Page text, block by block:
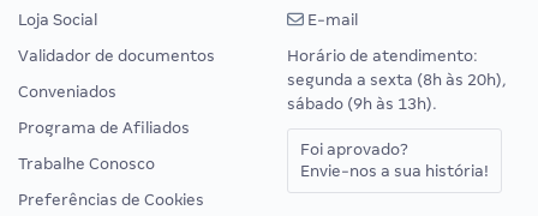
Loja Social
Validador de documentos
Conveniados
Programa de Afiliados
Trabalhe Conosco
Preferências de Cookies
E-mail
Horário de atendimento:
segunda a sexta (8h às 20h),
sábado (9h às 13h).
Foi aprovado?
Envie-nos a sua história!